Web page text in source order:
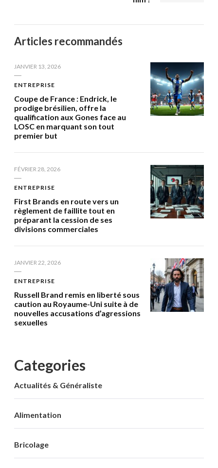
Articles recommandés
JANVIER 13, 2026
ENTREPRISE
Coupe de France : Endrick, le
prodige brésilien, offre la
qualification aux Gones face au
LOSC en marquant son tout
premier but
FÉVRIER 28, 2026
ENTREPRISE
First Brands en route vers un
règlement de faillite tout en
préparant la cession de ses
divisions commerciales
JANVIER 22, 2026
ENTREPRISE
Russell Brand remis en liberté sous
caution au Royaume-Uni suite à de
nouvelles accusations d’agressions
sexuelles
Categories
Actualités & Généraliste
Alimentation
Bricolage